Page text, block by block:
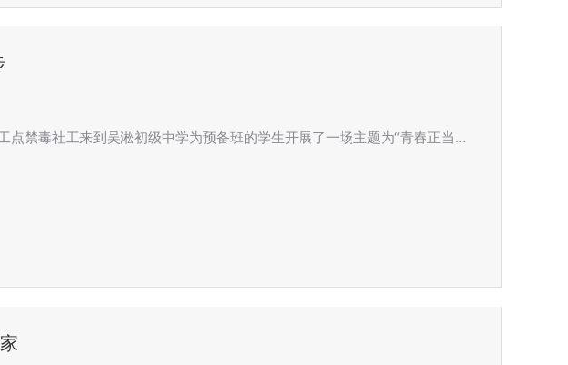
点禁毒社工来到吴淞初级中学为预备班的学生开展了一场主题为“青春正当…